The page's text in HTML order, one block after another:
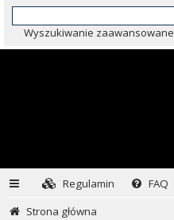
Wyszukiwanie zaawansowane
Regulamin
FAQ
Strona główna